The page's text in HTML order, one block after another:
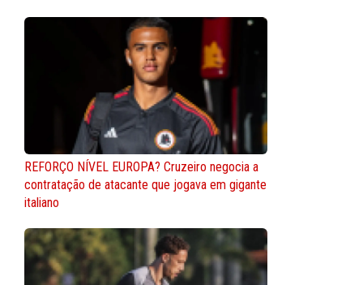
REFORÇO NÍVEL EUROPA? Cruzeiro negocia a
contratação de atacante que jogava em gigante
italiano